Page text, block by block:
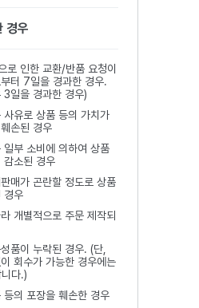
경우
로 인한 교환/반품 요청이
터 7일을 경과한 경우.
3일을 경과한 경우)
사유로 상품 등의 가치가
손된 경우
일부 소비에 의하여 상품
감소된 경우
매가 곤란할 정도로 상품
경우
개별적으로 주문 제작되
품이 누락된 경우. (단,
회수가 가능한 경우에는
다.)
등의 포장을 훼손한 경우